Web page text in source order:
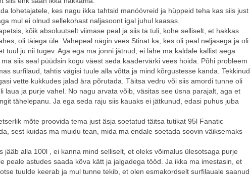
lohetajatele, kes nagu ikka tahtsid manöövreid ja hüppeid teha kas siis just
mul ei olnud sellekohast naljasoont igal juhul kaasas.
kõik absoluutselt viimase peal ja siis ta tuli, kohe selliselt, et hakkas
oli täiega üle. Vahepeal nägin vees Stinat ka, kes oli peal neljasega ja oli
tuul ju nii tugev. Aga ega ma jonni jätnud, ei lähe ma kaldale kallist aega
siis seal püüdsin kogu väest seda kaadervärki vees hoida. Põhi probleem
surfilaud, tahtis vägisi tuule alla võtta ja mind kõrgustesse kanda. Tekkinud
vette kukkudes jalad ära põrutada. Täitsa vedru või siis amordi tunne oli
laua ja purje vahel. No nagu arvata võib, väsitas see üsna parajalt, aga et
tähelepanu. Ja ega seda raju siis kauaks ei jätkunud, edasi puhus juba
mõte proovida tema just äsja soetatud täitsa tutikat 95l Fanatic
sest kuidas ma muidu tean, mida ma endale soetada soovin väiksemaks
alla 100l , ei kanna mind selliselt, et oleks võimalus ülesotsaga purje
peale astudes saada kõva kätt ja jalgadega tööd. Ja ikka ma imestasin, et
tuulde keerab ja mul tunne tekib, et olen esmakordselt surfilauale saanud.